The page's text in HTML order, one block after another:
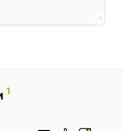
0
1